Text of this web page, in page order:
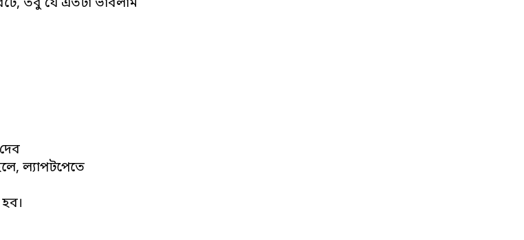
তবু যে এতটা ভাবলাম
ল্যাপটপেতে